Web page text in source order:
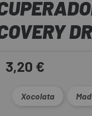
3,20 €
Xocolata